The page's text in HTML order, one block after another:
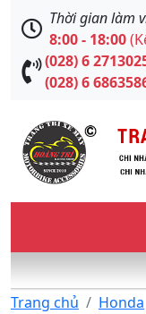
Thời gian làm
8:00 - 18:00
(028) 6
(028) 6
Trang chủ Honda